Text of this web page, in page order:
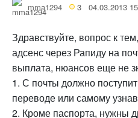
mma1294 3 04.03.2013
Здравствуйте, вопрос к
адсенс через Рапиду на
выплата, нюансов еще не
1. С почты должно
переводе или самому
2. Кроме паспорта, нужны